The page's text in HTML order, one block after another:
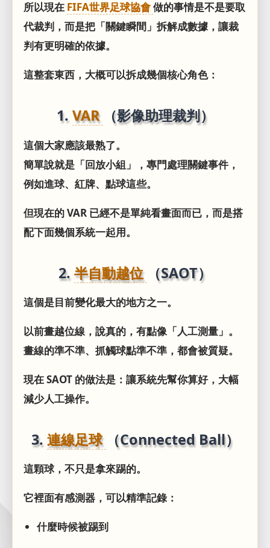
所以現在 FIFA世界足球協會做的事情是不是要取
代裁判，而是把「關鍵瞬間」拆解成數據，讓裁
判有更明確的依據。
這整套東西，大概可以拆成幾個核心角色：
1. VAR （影像助理裁判）
這個大家應該最熟了。
簡單說就是「回放小組」，專門處理關鍵事件，
例如進球、紅牌、點球這些。
但現在的 VAR 已經不是單純看畫面而已，而是搭
配下面幾個系統一起用。
2. 半自動越位 （SAOT）
這個是目前變化最大的地方之一。
以前畫越位線，說真的，有點像「人工測量」。
畫線的準不準、抓觸球點準不準，都會被質疑。
現在 SAOT 的做法是：讓系統先幫你算好，大幅
減少人工操作。
3. 連線足球 （Connected Ball）
這顆球，不只是拿來踢的。
它裡面有感測器，可以精準記錄：
什麼時候被踢到